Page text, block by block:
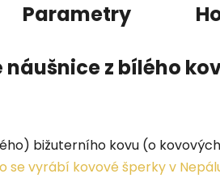
Parametry
náušnice z bílého
bižuterního kovu (o
se vyrábí kovové šperky v